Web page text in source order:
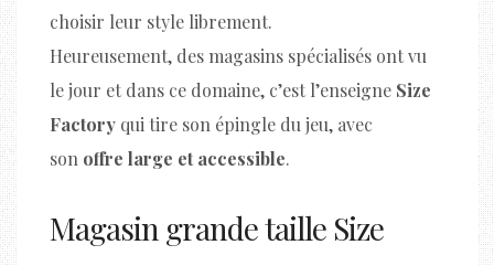
choisir leur style librement.
Heureusement, des magasins spécialisés ont vu
le jour et dans ce domaine, c’est l’enseigne Size
Factory qui tire son épingle du jeu, avec
son offre large et accessible.
Magasin grande taille Size